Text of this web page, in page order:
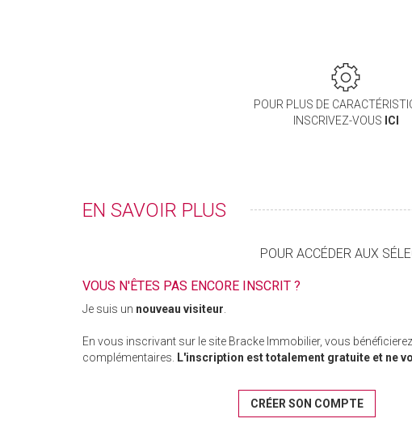
POUR PLUS DE
INSCRIVEZ-VOUS ICI
EN SAVOIR PLUS
POUR ACCÉDER AUX
VOUS N'ÊTES PAS ENCORE INSCRIT ?
Je suis un nouveau visiteur.
En vous inscrivant sur le site Bracke Immobilier, vous
complémentaires. L'inscription est totalement gratuite et ne
CRÉER SON COMPTE